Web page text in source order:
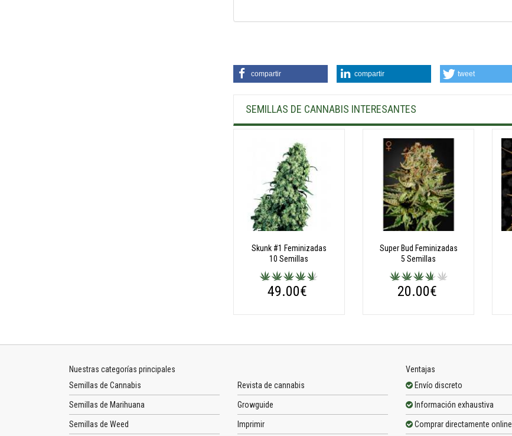
compartir compartir tweet
SEMILLAS DE CANNABIS INTERESANTES
Skunk #1 Feminizadas
10 Semillas
49.00€
Super Bud Feminizadas
5 Semillas
20.00€
Nuestras categorías principales
Semillas de Cannabis
Semillas de Marihuana
Semillas de Weed
Revista de cannabis
Growguide
Imprimir
Ventajas
Envío discreto
Información exhaustiva
Comprar directamente online